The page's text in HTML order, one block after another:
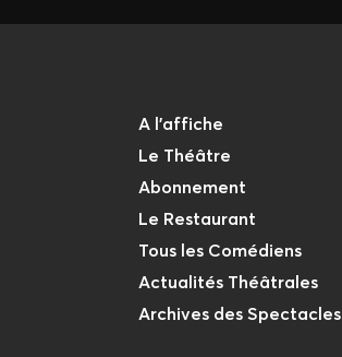
A l'affiche
Le Théâtre
Abonnement
Le Restaurant
Tous les Comédiens
Actualités Théâtrales
Archives des Spectacles